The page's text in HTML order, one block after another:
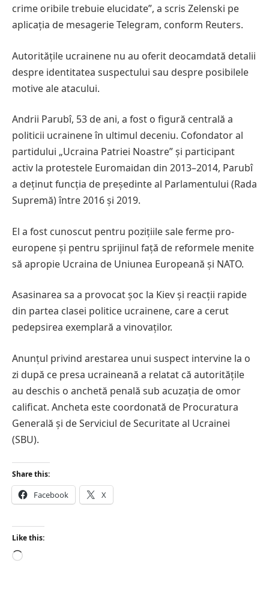
crime oribile trebuie elucidate”, a scris Zelenski pe
aplicația de mesagerie Telegram, conform Reuters.
Autoritățile ucrainene nu au oferit deocamdată detalii
despre identitatea suspectului sau despre posibilele
motive ale atacului.
Andrii Parubî, 53 de ani, a fost o figură centrală a
politicii ucrainene în ultimul deceniu. Cofondator al
partidului „Ucraina Patriei Noastre” și participant
activ la protestele Euromaidan din 2013–2014, Parubî
a deținut funcția de președinte al Parlamentului (Rada
Supremă) între 2016 și 2019.
El a fost cunoscut pentru pozițiile sale ferme pro-
europene și pentru sprijinul față de reformele menite
să apropie Ucraina de Uniunea Europeană și NATO.
Asasinarea sa a provocat șoc la Kiev și reacții rapide
din partea clasei politice ucrainene, care a cerut
pedepsirea exemplară a vinovaților.
Anunțul privind arestarea unui suspect intervine la o
zi după ce presa ucraineană a relatat că autoritățile
au deschis o anchetă penală sub acuzația de omor
calificat. Ancheta este coordonată de Procuratura
Generală și de Serviciul de Securitate al Ucrainei
(SBU).
Share this:
Facebook X
Like this:
Loading…